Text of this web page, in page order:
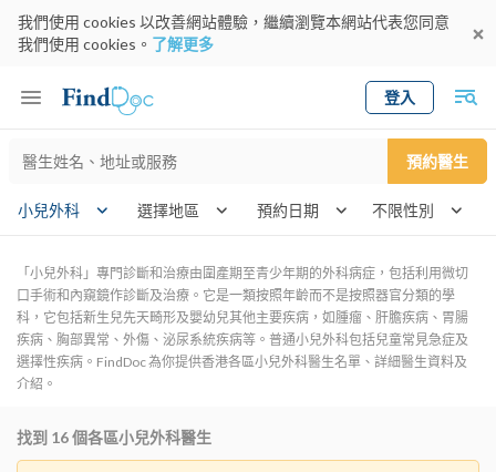
我們使用 cookies 以改善網站體驗，繼續瀏覽本網站代表您同意
我們使用 cookies。 了解更多
登入
Keyword 預約醫生
小兒外科 選擇地區 預約日期
「小兒外科」專門診斷和治療由圍產期至青少年期的外科病症，包括利用微切
口手術和內窺鏡作診斷及治療。它是一類按照年齡而不是按照器官分類的學
科，它包括新生兒先天畸形及嬰幼兒其他主要疾病，如腫瘤、肝膽疾病、胃腸
疾病、胸部異常、外傷、泌尿系統疾病等。普通小兒外科包括兒童常見急症及
選擇性疾病。FindDoc 為你提供香港各區小兒外科醫生名單、詳細醫生資料及
介紹。
找到 16個各區小兒外科醫生